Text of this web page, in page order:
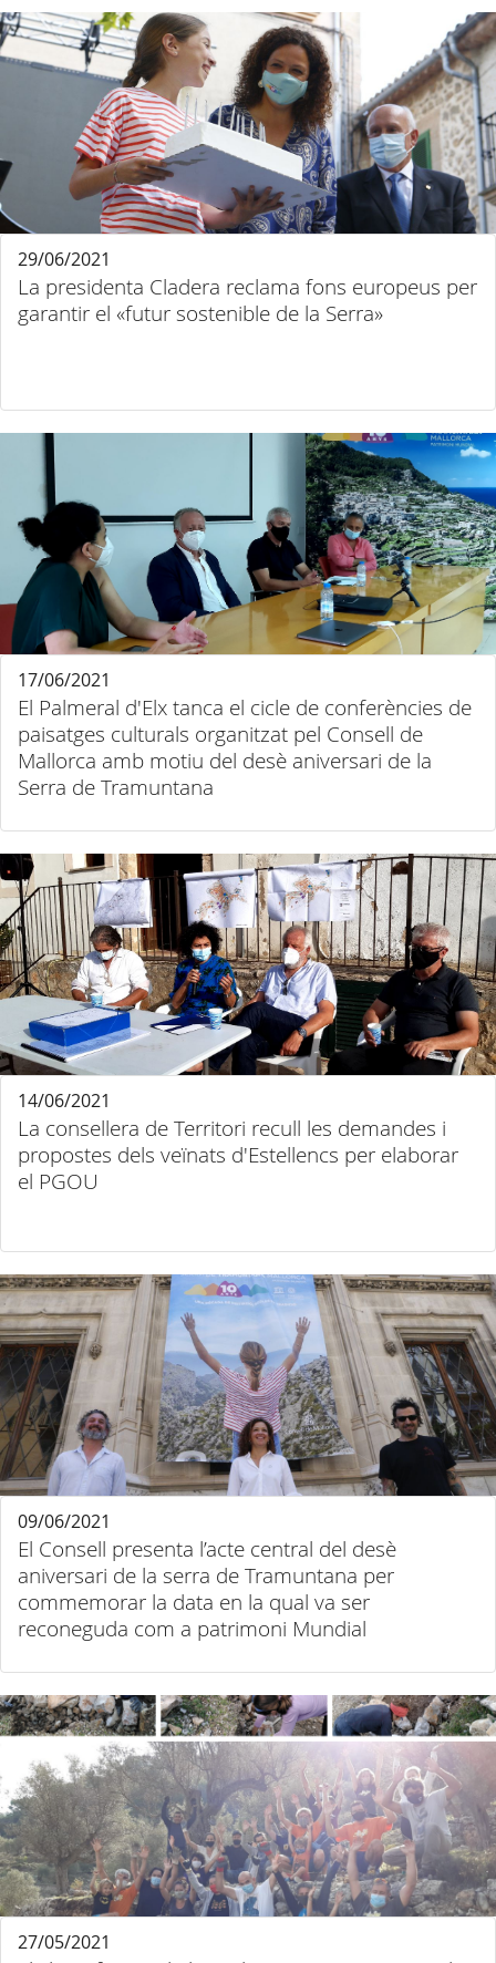
La presidenta Cladera reclama fons europeus per
garantir el «futur sostenible de la Serra»
29/06/2021
El Palmeral d'Elx tanca el cicle de conferències de
paisatges culturals organitzat pel Consell de
Mallorca amb motiu del desè aniversari de la
Serra de Tramuntana
17/06/2021
La consellera de Territori recull les demandes i
propostes dels veïnats d'Estellencs per elaborar
el PGOU
14/06/2021
El Consell presenta l’acte central del desè
aniversari de la serra de Tramuntana per
commemorar la data en la qual va ser
reconeguda com a patrimoni Mundial
09/06/2021
27/05/2021